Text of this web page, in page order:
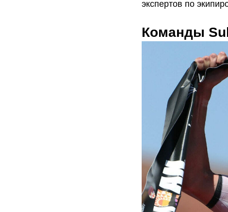
экспертов по
Команды